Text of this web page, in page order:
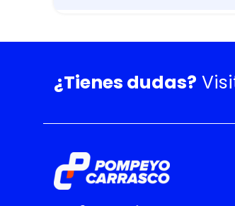
¿Tienes dudas?